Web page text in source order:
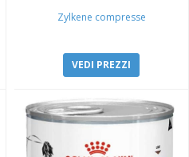
Zylkene compresse
VEDI PREZZI